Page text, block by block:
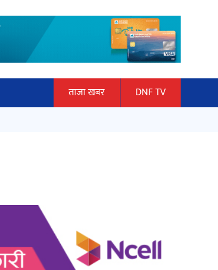
ताजा खबर DNF TV
अर्जुन चन्द्रको ‘संवेदनाका प्रतिध्वनि’
मुक्तकसङ्ग्रह लोकार्पण